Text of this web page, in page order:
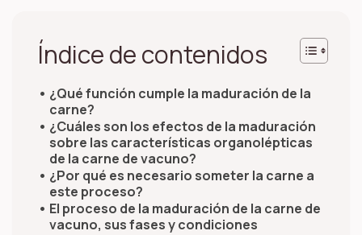
Índice de contenidos
¿Qué función cumple la maduración de la
carne?
¿Cuáles son los efectos de la maduración
sobre las características organolépticas
de la carne de vacuno?
¿Por qué es necesario someter la carne a
este proceso?
El proceso de la maduración de la carne de
vacuno, sus fases y condiciones